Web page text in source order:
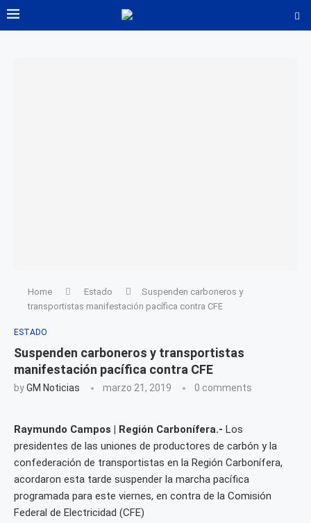
Home Estado
Suspenden carboneros y
transportistas manifestación pacífica contra CFE
ESTADO
Suspenden carboneros y transportistas
manifestación pacífica contra CFE
byGM Noticias marzo 21, 2019 0 comments
Raymundo Campos | Región Carbonífera.- Los
presidentes de las uniones de productores de carbón y la
confederación de transportistas en la Región Carbonífera,
acordaron esta tarde suspender la marcha pacífica
programada para este viernes, en contra de la Comisión
Federal de Electricidad (CFE)